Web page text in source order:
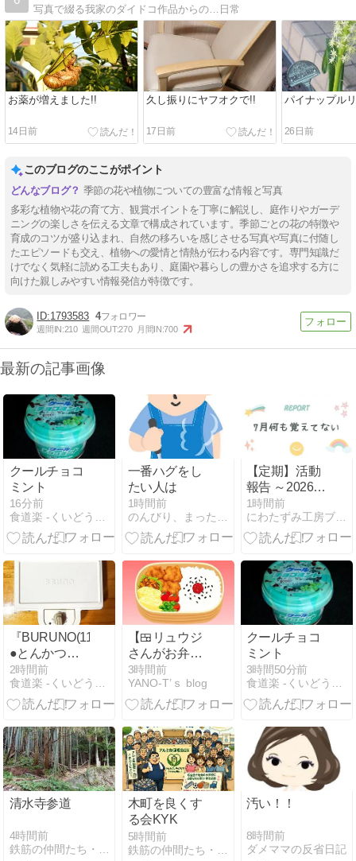
写真で綴る我家のダイドコ作品からの…日常
お薬が増えました!!
14日前
久し振りにヤフオクで!!
17日前
パイナップル
26日前
このブログのここがポイント
季節の花や植物についての豊富な情報と写真
多彩な植物や花の育て方、観賞ポイントを丁寧に解説し、庭作りやガーデ
ニングの楽しさを伝える文章で構成されています。季節ごとの花の特徴や
育成のコツが盛り込まれ、自然の移ろいを感じさせる写真や写真に付随し
たエピソードも交え、植物への愛情と情熱が伝わる内容です。専門知識だ
けでなく気軽に読める工夫もあり、庭園や暮らしの豊かさを追求する方に
向けた親しみやすい情報発信が特徴です。
1793583 4
週間IN:210 週間OUT:270 月間IN:700
最新の記事画像
クールチョコ
ミント
16分前
食道楽 -くいどうらく-
一番ハグをし
たい人は
1時間前
のんびり、まったりと〜
【定期】活動
報告 ～2026年
8月1日
1時間前
にわたずみ工房ブログ
『BURUNO(11)』
●とんかつ＆
キャベツhs
2時間前
食道楽 -くいどうらく-
【🍱リュウジ
さんがお弁当
づくり😋】
YouTuberリュ
ウジさんが山
弁当を作りま
した⁉️≪めちゃ
推し
YouTube≫
3時間前
YANO-T’ｓ blog
クールチョコ
ミント
3時間50分前
食道楽 -くいどうらく-
清水寺参道
4時間前
木町を良くす
る会KYK
5時間前
汚い！！
8時間前
ダメママの反省日記